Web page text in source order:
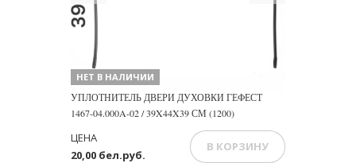
НЕТ В НАЛИЧИИ
УПЛОТНИТЕЛЬ ДВЕРИ ДУХОВКИ ГЕФЕСТ
1467-04.000A-02 / 39X44X39 СМ (1200)
20,00 бел.руб.
ЦЕНА
В КОРЗИНУ